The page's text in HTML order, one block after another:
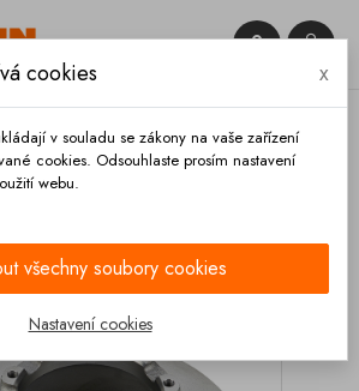


cookies x
v souladu se zákony na vaše zařízení
cookies. Odsouhlaste prosím nastavení
webu.
všechny soubory cookies
Nastavení cookies